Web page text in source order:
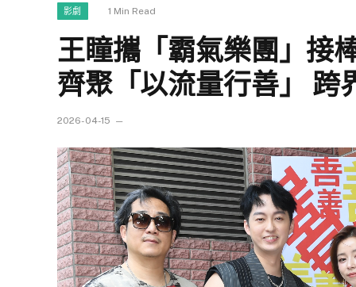
影劇 1 Min Read
王瞳攜「霸氣樂團」接
齊聚「以流量行善」 跨
2026-04-15